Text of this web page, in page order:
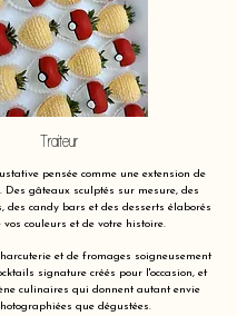
Traiteur
pensée comme une extension de
Des gâteaux sculptés sur mesure, des
des candy bars et des desserts élaborés
vos couleurs et de votre histoire.
et de fromages soigneusement
signature créés pour l'occasion, et
culinaires qui donnent autant envie
que dégustées.